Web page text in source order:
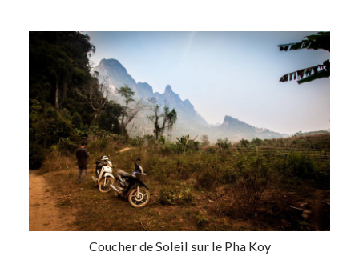
Coucher de Soleil sur le Pha Koy